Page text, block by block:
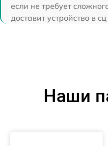
если не требует
доставит устройство в
Наши